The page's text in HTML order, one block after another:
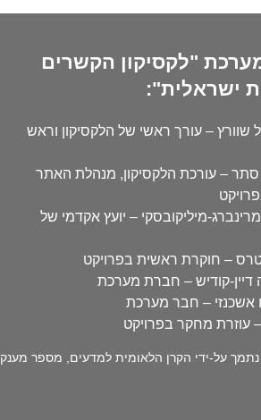
"לקסיקון הקשרים
ישראלית":
שוורץ – עורך ראשי של הלקסיקון וראש
– עורכת הלקסיקון, מנהלת האתר
מיליקובסקי – יועץ אקדמי של
– חוקרת ראשית בפרויקט
דיין-קודיש – חברת מערכת
אשכנזי – חבר מערכת
– עוזרת מחקר בפרויקט
על-ידי הקרן הלאומית למדעים, מספר מענק 302/17